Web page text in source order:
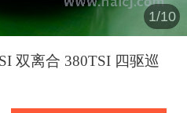
1/10
双离合 380TSI 四驱巡